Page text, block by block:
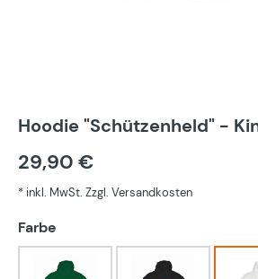
Hoodie "Schützenheld" -
29,90 €
* inkl. MwSt. Zzgl. Versandkosten
Farbe